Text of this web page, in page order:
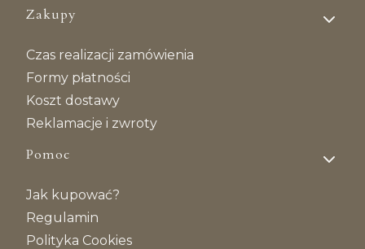
Linki w stopce
Zakupy
Czas realizacji zamówienia
Formy płatności
Koszt dostawy
Reklamacje i zwroty
Pomoc
Jak kupować?
Regulamin
Polityka Cookies